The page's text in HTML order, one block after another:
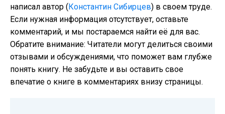
написал автор (Константин Сибирцев) в своем труде.
Если нужная информация отсутствует, оставьте
комментарий, и мы постараемся найти её для вас.
Обратите внимание: Читатели могут делиться своими
отзывами и обсуждениями, что поможет вам глубже
понять книгу. Не забудьте и вы оставить свое
впечатие о книге в комментариях внизу страницы.